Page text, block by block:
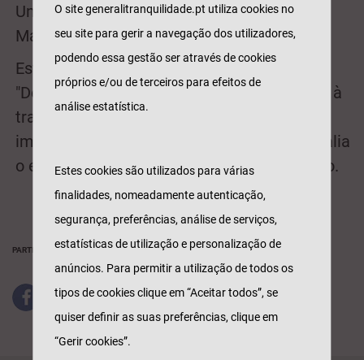
Universidade Nova de Lisboa, no dia 10 de
Março.
Esta nova edição do evento, designada
"Debaixo d'Água" pretende dar continuidade à
tradição musical académica e portuguesa,
imprimindo um cunho inovador. O Festival alia
o entretenimento à qualidade do espetáculo.
PARTILHAR
O site generalitranquilidade.pt utiliza cookies no
seu site para gerir a navegação dos utilizadores,
podendo essa gestão ser através de cookies
próprios e/ou de terceiros para efeitos de
análise estatística.
Estes cookies são utilizados para várias
finalidades, nomeadamente autenticação,
segurança, preferências, análise de serviços,
estatísticas de utilização e personalização de
anúncios. Para permitir a utilização de todos os
tipos de cookies clique em “Aceitar todos”, se
quiser definir as suas preferências, clique em
“Gerir cookies”.